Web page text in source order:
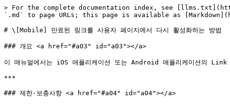
> For the complete documentation index, see
`.md` to page URLs; this page is available as
# \[Mobile] 만료된 링크를 사용자 페이지에서 다시 활성화하는 방법
### 개요 <a href="#a03" id="a03"></a>
이 매뉴얼에서는 iOS 애플리케이션 또는 Android 애플리케이션의
***
### 제한·보충사항 <a href="#a04" id="a04"></a>